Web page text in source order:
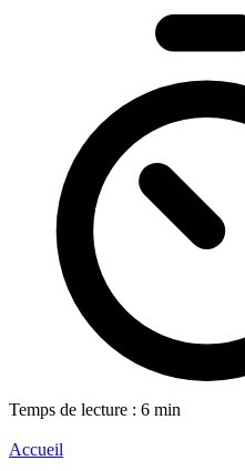
Temps de lecture : 6 min
Accueil